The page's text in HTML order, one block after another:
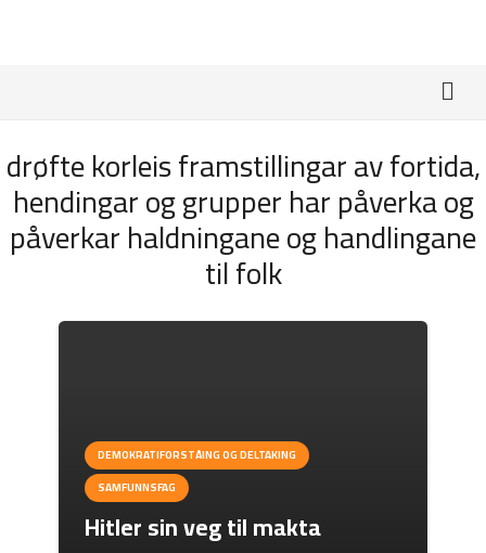
drøfte korleis framstillingar av fortida,
hendingar og grupper har påverka og
påverkar haldningane og handlingane
til folk
DEMOKRATIFORSTÅING OG DELTAKING
SAMFUNNSFAG
Hitler sin veg til makta